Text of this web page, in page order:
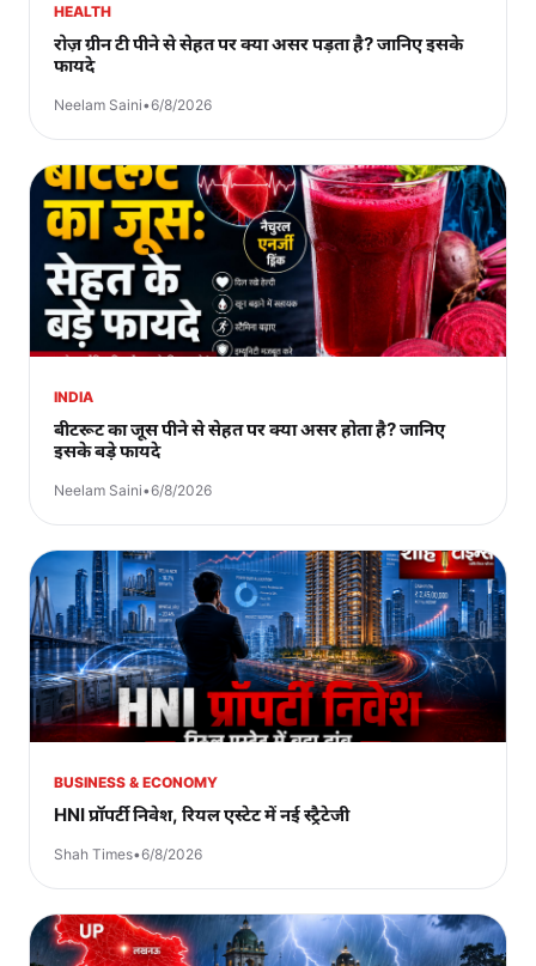
HEALTH
रोज़ ग्रीन टी पीने से सेहत पर क्या असर पड़ता है? जानिए इसके
फायदे
Neelam Saini•6/8/2026
INDIA
बीटरूट का जूस पीने से सेहत पर क्या असर होता है? जानिए
इसके बड़े फायदे
Neelam Saini•6/8/2026
BUSINESS & ECONOMY
HNI प्रॉपर्टी निवेश, रियल एस्टेट में नई स्ट्रैटेजी
Shah Times•6/8/2026